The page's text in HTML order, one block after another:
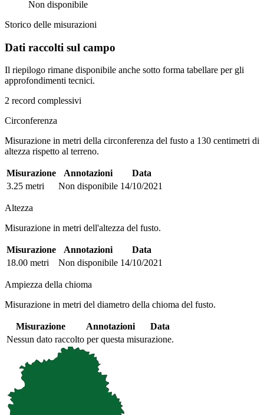
Non disponibile
Storico delle misurazioni
Dati raccolti sul campo
Il riepilogo rimane disponibile anche sotto forma tabellare per gli
approfondimenti tecnici.
2 record complessivi
Circonferenza
Misurazione in metri della circonferenza del fusto a 130 centimetri di
altezza rispetto al terreno.
Misurazione Annotazioni
Data
3.25 metri
Non disponibile 14/10/2021
Altezza
Misurazione in metri dell'altezza del fusto.
Misurazione Annotazioni
Data
18.00 metri
Non disponibile 14/10/2021
Ampiezza della chioma
Misurazione in metri del diametro della chioma del fusto.
Misurazione Annotazioni
Data
Nessun dato raccolto per questa misurazione.